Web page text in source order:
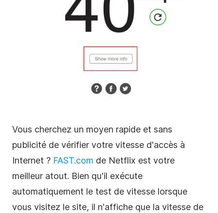
Vous cherchez un moyen rapide et sans
publicité de vérifier votre vitesse d'accès à
Internet ? FAST.com de Netflix est votre
meilleur atout. Bien qu'il exécute
automatiquement le test de vitesse lorsque
vous visitez le site, il n'affiche que la vitesse de